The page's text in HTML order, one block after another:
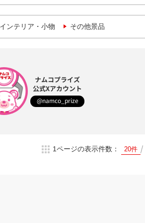
ンテリア・小物 その他景品
ナムコプライズ
公式Xアカウント
@namco_prize
1ページの表示件数： 20件